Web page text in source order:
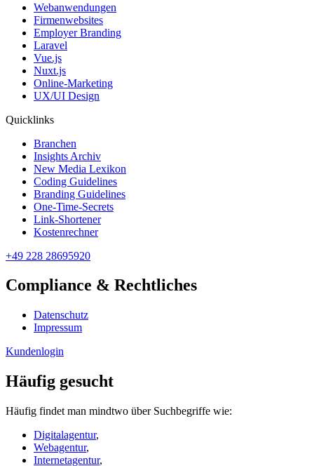
Webanwendungen
Firmenwebsites
Employer Branding
Laravel
Vue.js
Nuxt.js
Online-Marketing
UX/UI Design
Quicklinks
Branchen
Insights Archiv
New Media Lexikon
Coding Guidelines
Branding Guidelines
One-Time-Secrets
Link-Shortener
Kostenrechner
+49 228 28695920
Compliance & Rechtliches
Datenschutz
Impressum
Kundenlogin
Häufig gesucht
Häufig findet man mindtwo über Suchbegriffe wie:
Digitalagentur,
Webagentur,
Internetagentur,